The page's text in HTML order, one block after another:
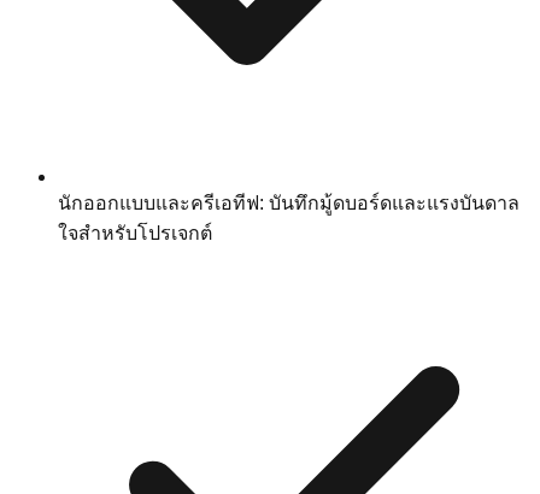
นักออกแบบและครีเอทีฟ: บันทึกมู้ดบอร์ดและแรงบันดาล
ใจสำหรับโปรเจกต์